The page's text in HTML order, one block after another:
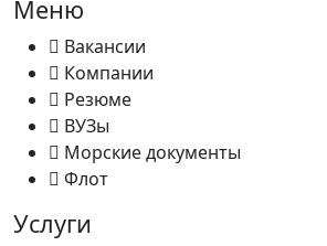
Меню
Вакансии
Компании
Резюме
ВУЗы
Морские документы
Флот
Услуги